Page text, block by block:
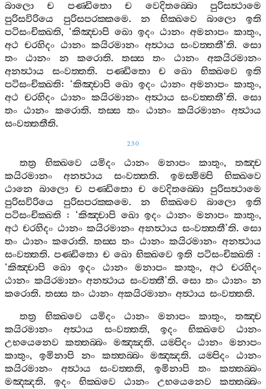
බාලො
ච පණ‍්ඩිතො ච වෙදිතබ‍්බො
පුරිසත්‍ථාමෙ
පුරිසවිරියෙ
පුරිසපරක‍්කමෙ.න භික‍්ඛවෙ බාලො
ඉති
පටිසංචික‍්ඛති, ‘කිඤ‍්චාපි ඛො ඉදං ඨානං අමනාපං කාතුං,
අථ චරහිදං ඨානං කයිරමානං අත්‍ථාය සංවත‍්තතී’ති. සො
තං
ඨානං න කරොති.තස‍්ස තං ඨානං
අකයිරමානං
අනත්‍ථාය
සංවත‍්තති. පණ‍්ඩිතො ච ඛො භික‍්ඛවෙ
ඉති
පටිසංචික‍්ඛති: ‘කිඤ‍්චාපි ඛො ඉදං ඨානං අමනාපං කාතුං,
අථ චරහිදං ඨානං කයිරමානං අත්‍ථාය සංවත‍්තතී’ති. සො
තං ඨානං කරොති. තස‍්ස තං ඨානං කයිරමානං අත්‍ථාය
සංවත‍්තතීති.
230
තත්‍ර භික‍්ඛවෙ යමිදං ඨානං මනාපං කාතුං,තඤ‍්ච
කයිරමානං
අනත්‍ථාය සංවත‍්තති. ඉමස‍්මිම‍්පි
භික‍්ඛවෙ
ඨානෙ
බාලො ච පණ‍්ඩිතො ච වෙදිතබ‍්බො පුරිසත්‍ථාමෙ
පුරිසවිරියෙ
පුරිසපරක‍්කමෙ.න භික‍්ඛවෙ බාලො
ඉති
පටිසංචික‍්ඛති : ‘කිඤ‍්චාපි ඛො ඉදං ඨානං මනාපං කාතුං,
අථ චරහිදං ඨානං කයිරමානං අනත්‍ථාය සංවත‍්තතී’ති.සො
තං ඨානං කරොති.තස‍්ස තං ඨානං කයිරමානං අනත්‍ථාය
සංවත‍්තති.පණ‍්ඩිතො ච ඛො භික‍්ඛවෙ ඉති පටිසංචික‍්ඛති :
‘කිඤ‍්චාපි ඛො ඉදං ඨානං මනාපං කාතුං,අථ
චරහිදං
ඨානං කයිරමානං අනත්‍ථාය සංවත‍්තී’ති.සො තං ඨානං න
කරොති. තස‍්ස තං ඨානං අකයිරමානං අත්‍ථාය සංවත‍්තති.
තත්‍ර
භික‍්ඛවෙ යමිදං ඨානං මනාපං කාතුං,තඤ‍්ච
කයිරමානං
අත්‍ථාය සංවත‍්තති,ඉදං භික‍්ඛවෙ
ඨානං
උභයෙනෙව
කත‍්තබ‍්බං මඤ‍්ඤති.යම‍්පිදං ඨානං මනාපං
කාතුං, ඉමිනාපි නං කත‍්තබ‍්බං මඤ‍්ඤති.යම‍්පිදං
ඨානං
කයිරමානං
අත්‍ථාය සංවත‍්තති, ඉමිනාපි තං
කත‍්තබ‍්බං
මඤ‍්ඤති. ඉදං භික‍්ඛවෙ ඨානං උභයෙනෙව
කත‍්තබ‍්බං